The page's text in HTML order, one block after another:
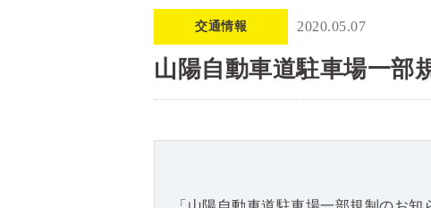
交通情報 2020.05.07
山陽自動車道駐車場一部